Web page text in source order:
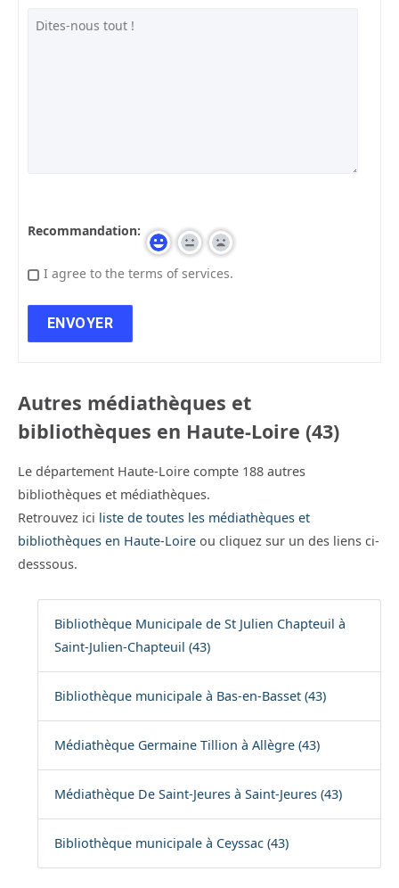
Recommandation:
I agree to the terms of services.
Autres médiathèques et
bibliothèques en Haute-Loire (43)
Le département Haute-Loire compte 188 autres
bibliothèques et médiathèques.
Retrouvez ici liste de toutes les médiathèques et
bibliothèques en Haute-Loire ou cliquez sur un des liens ci-
desssous.
Bibliothèque Municipale de St Julien Chapteuil à
Saint-Julien-Chapteuil (43)
Bibliothèque municipale à Bas-en-Basset (43)
Médiathèque Germaine Tillion à Allègre (43)
Médiathèque De Saint-Jeures à Saint-Jeures (43)
Bibliothèque municipale à Ceyssac (43)